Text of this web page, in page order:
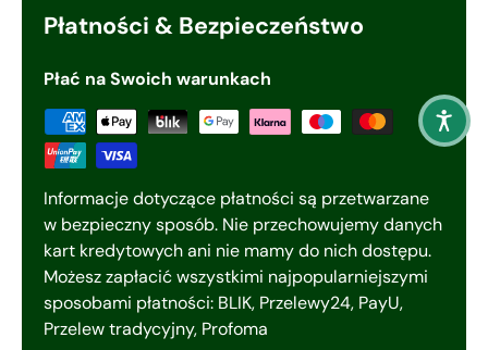
Płatności & Bezpieczeństwo
Płać na Swoich warunkach
Informacje dotyczące płatności są przetwarzane
w bezpieczny sposób. Nie przechowujemy danych
kart kredytowych ani nie mamy do nich dostępu.
Możesz zapłacić wszystkimi najpopularniejszymi
sposobami płatności: BLIK, Przelewy24, PayU,
Przelew tradycyjny, Profoma